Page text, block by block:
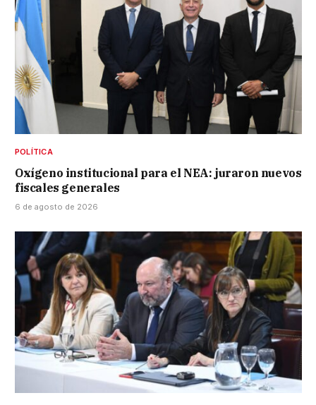
POLÍTICA
Oxígeno institucional para el NEA: juraron nuevos
fiscales generales
6 de agosto de 2026